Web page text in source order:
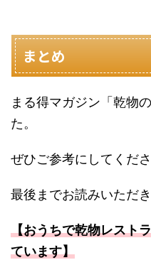
まとめ
まる得マガジン「乾物
た。
ぜひご参考にしてくださ
最後までお読みいただ
【おうちで乾物レスト
ています】